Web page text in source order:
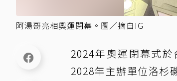
阿湯哥亮相奧運閉幕。圖／摘自IG
2024年奧運閉幕式
2028年主辦單位洛杉